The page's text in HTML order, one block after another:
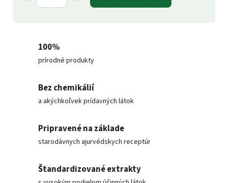
100%
prírodné produkty
Bez chemikálií
a akýchkoľvek prídavných látok
Pripravené na základe
starodávnych ajurvédskych receptúr
Štandardizované extrakty